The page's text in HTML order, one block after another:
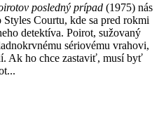
posledný prípad (1975) nás
Courtu, kde sa pred rokmi
detektíva. Poirot, sužovaný
sériovému vrahovi,
Ak ho chce zastaviť, musí byť